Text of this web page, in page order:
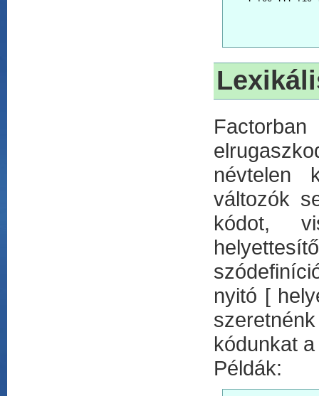
névtelen
változók
kódot,
nyitó [
kódunkat
Példák: